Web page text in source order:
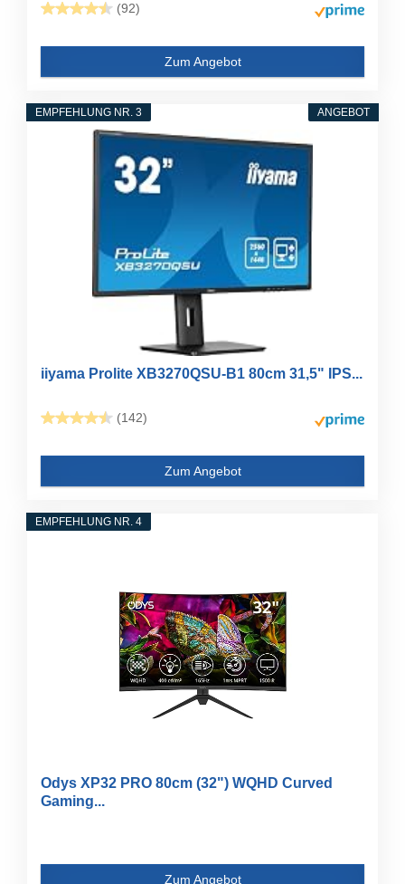
(92)
Zum Angebot
ANGEBOT
EMPFEHLUNG NR. 3
iiyama Prolite XB3270QSU-B1 80cm 31,5" IPS...
(142)
Zum Angebot
EMPFEHLUNG NR. 4
Odys XP32 PRO 80cm (32") WQHD Curved
Gaming...
Zum Angebot